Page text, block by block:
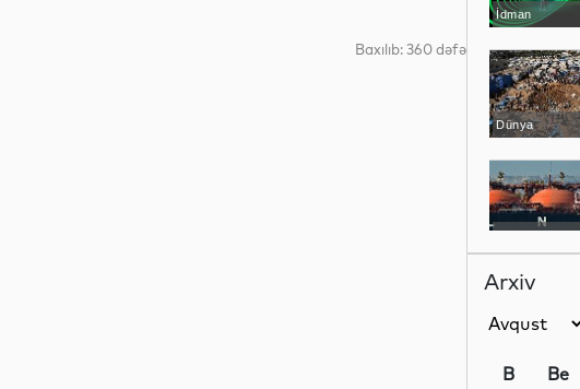
Baxılıb: 360 dəfə
İdman
Dünya
Dünya
Arxiv
B Be